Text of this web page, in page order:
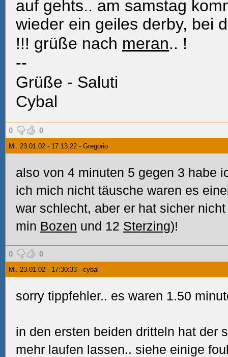
auf gehts.. am samstag
wieder ein geiles derby, bei
!!! grüße nach meran.. !
--
Grüße - Saluti
Cybal
0 0
Mi. 23.01.02 - 17:13:22 - Gregorio
also von 4 minuten 5 gegen 3 habe
ich mich nicht täusche waren es
war schlecht, aber er hat sicher
min Bozen und 12 Sterzing)!
0 0
Mi. 23.01.02 - 17:30:33 - cybal
sorry tippfehler.. es waren 1.50
in den ersten beiden dritteln hat der
mehr laufen lassen.. siehe einige